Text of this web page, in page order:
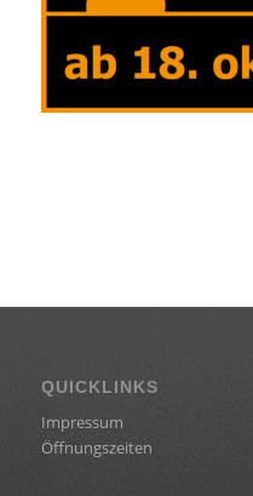
QUICKLINKS
Impressum
Öffnungszeiten